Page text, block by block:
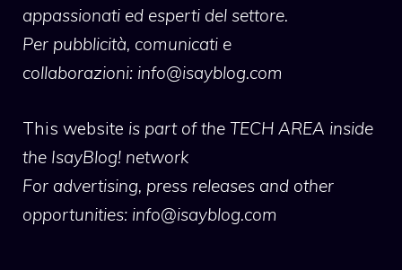
appassionati ed esperti del settore.
Per pubblicità, comunicati e
collaborazioni: info@isayblog.com
This website is part of the TECH AREA inside
the IsayBlog! network
For advertising, press releases and other
opportunities: info@isayblog.com